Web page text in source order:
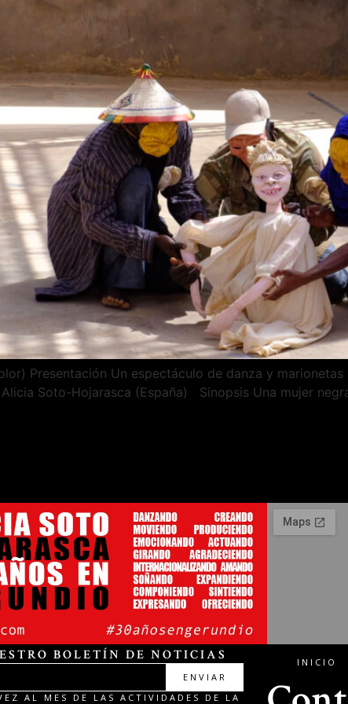
Presentación Un espectáculo de danza y
Soto-Hojarasca (España) Sinopsis Una mujer
BOLETÍN DE NOTICIAS
ENVIAR
AL MES DE LAS ACTIVIDADES DE LA
INICIO